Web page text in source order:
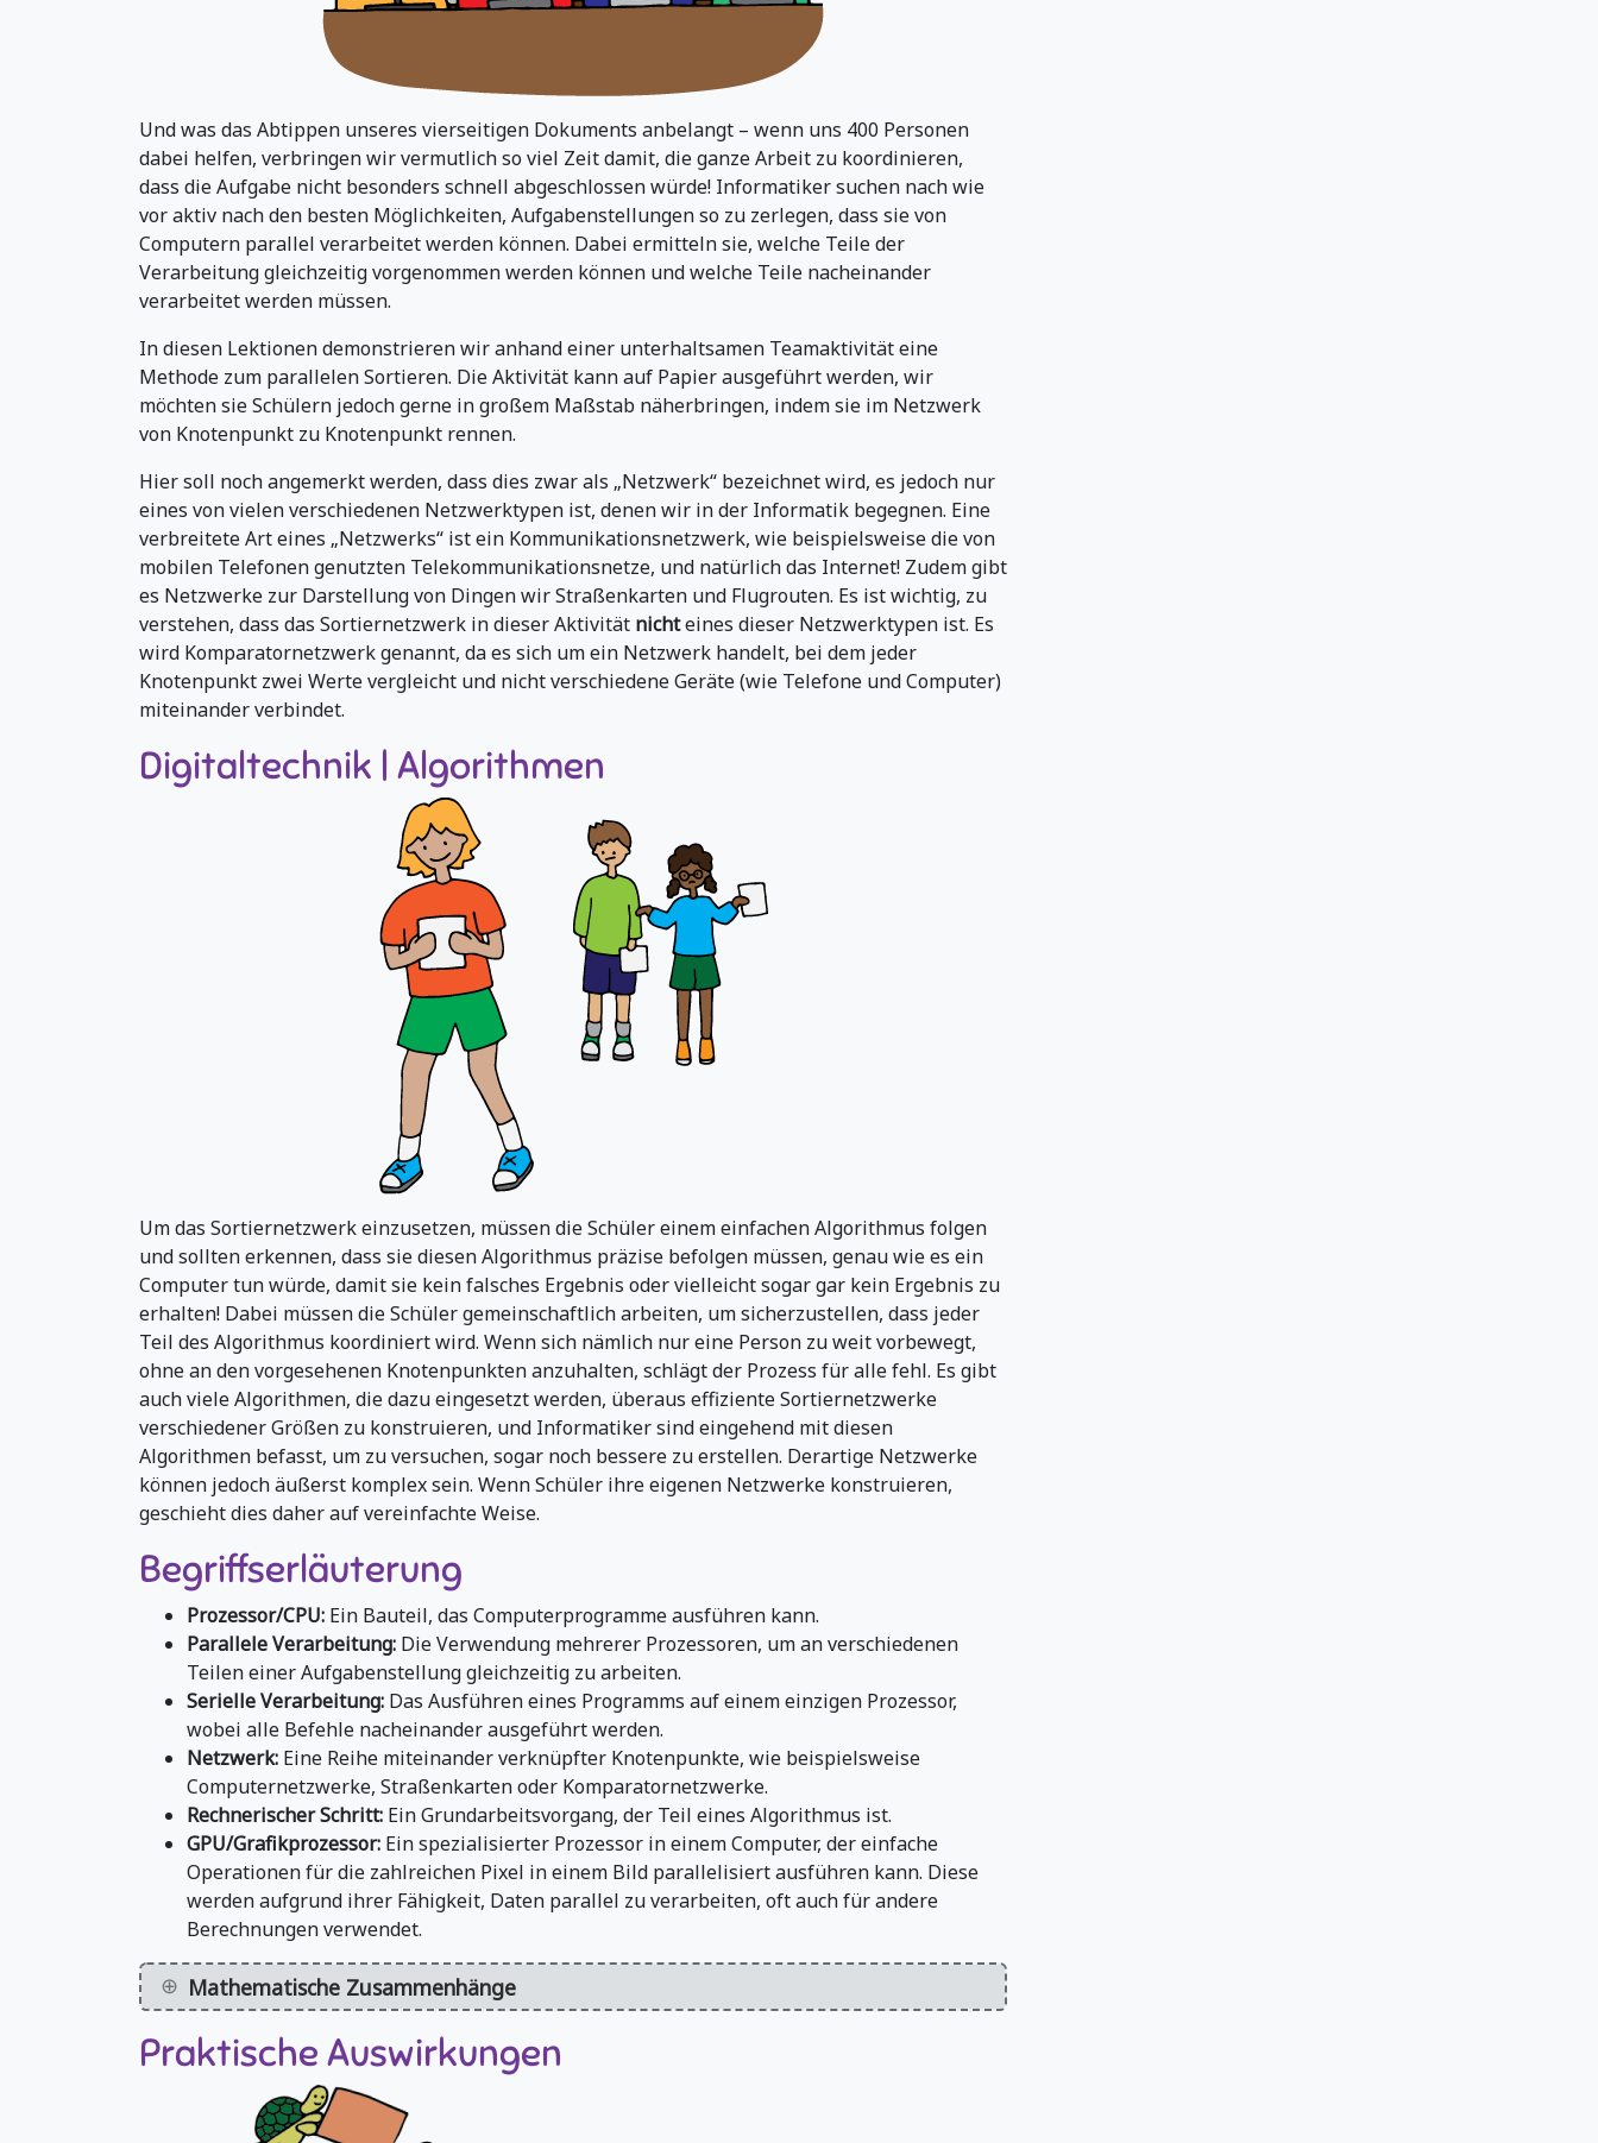
Und was das Abtippen unseres vierseitigen Dokuments anbelangt – wenn uns 400 Personen
dabei helfen, verbringen wir vermutlich so viel Zeit damit, die ganze Arbeit zu koordinieren,
dass die Aufgabe nicht besonders schnell abgeschlossen würde! Informatiker suchen nach wie
vor aktiv nach den besten Möglichkeiten, Aufgabenstellungen so zu zerlegen, dass sie von
Computern parallel verarbeitet werden können. Dabei ermitteln sie, welche Teile der
Verarbeitung gleichzeitig vorgenommen werden können und welche Teile nacheinander
verarbeitet werden müssen.
In diesen Lektionen demonstrieren wir anhand einer unterhaltsamen Teamaktivität eine
Methode zum parallelen Sortieren. Die Aktivität kann auf Papier ausgeführt werden, wir
möchten sie Schülern jedoch gerne in großem Maßstab näherbringen, indem sie im Netzwerk
von Knotenpunkt zu Knotenpunkt rennen.
Hier soll noch angemerkt werden, dass dies zwar als „Netzwerk“ bezeichnet wird, es jedoch nur
eines von vielen verschiedenen Netzwerktypen ist, denen wir in der Informatik begegnen. Eine
verbreitete Art eines „Netzwerks“ ist ein Kommunikationsnetzwerk, wie beispielsweise die von
mobilen Telefonen genutzten Telekommunikationsnetze, und natürlich das Internet! Zudem gibt
es Netzwerke zur Darstellung von Dingen wir Straßenkarten und Flugrouten. Es ist wichtig, zu
verstehen, dass das Sortiernetzwerk in dieser Aktivität nichteines dieser Netzwerktypen ist. Es
wird Komparatornetzwerk genannt, da es sich um ein Netzwerk handelt, bei dem jeder
Knotenpunkt zwei Werte vergleicht und nicht verschiedene Geräte (wie Telefone und Computer)
miteinander verbindet.
Digitaltechnik | Algorithmen
Um das Sortiernetzwerk einzusetzen, müssen die Schüler einem einfachen Algorithmus folgen
und sollten erkennen, dass sie diesen Algorithmus präzise befolgen müssen, genau wie es ein
Computer tun würde, damit sie kein falsches Ergebnis oder vielleicht sogar gar kein Ergebnis zu
erhalten! Dabei müssen die Schüler gemeinschaftlich arbeiten, um sicherzustellen, dass jeder
Teil des Algorithmus koordiniert wird. Wenn sich nämlich nur eine Person zu weit vorbewegt,
ohne an den vorgesehenen Knotenpunkten anzuhalten, schlägt der Prozess für alle fehl. Es gibt
auch viele Algorithmen, die dazu eingesetzt werden, überaus effiziente Sortiernetzwerke
verschiedener Größen zu konstruieren, und Informatiker sind eingehend mit diesen
Algorithmen befasst, um zu versuchen, sogar noch bessere zu erstellen. Derartige Netzwerke
können jedoch äußerst komplex sein. Wenn Schüler ihre eigenen Netzwerke konstruieren,
geschieht dies daher auf vereinfachte Weise.
Begriffserläuterung
Prozessor/CPU: Ein Bauteil, das Computerprogramme ausführen kann.
Parallele Verarbeitung: Die Verwendung mehrerer Prozessoren, um an verschiedenen
Teilen einer Aufgabenstellung gleichzeitig zu arbeiten.
Serielle Verarbeitung: Das Ausführen eines Programms auf einem einzigen Prozessor,
wobei alle Befehle nacheinander ausgeführt werden.
Netzwerk: Eine Reihe miteinander verknüpfter Knotenpunkte, wie beispielsweise
Computernetzwerke, Straßenkarten oder Komparatornetzwerke.
Rechnerischer Schritt: Ein Grundarbeitsvorgang, der Teil eines Algorithmus ist.
GPU/Grafikprozessor: Ein spezialisierter Prozessor in einem Computer, der einfache
Operationen für die zahlreichen Pixel in einem Bild parallelisiert ausführen kann. Diese
werden aufgrund ihrer Fähigkeit, Daten parallel zu verarbeiten, oft auch für andere
Berechnungen verwendet.
Mathematische Zusammenhänge
Praktische Auswirkungen